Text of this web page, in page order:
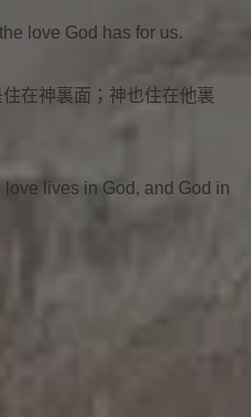
love God has for us.
在神裏面；神也住在他裏
lives in God, and God in